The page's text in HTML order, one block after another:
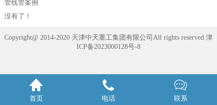
管线管案例
没有了！
Copyright@ 2014-2020 天津中天重工集团有限公司All rights reserved. 津
ICP备2023000128号-8

首页

电话

联系